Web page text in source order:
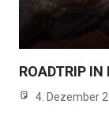
ROADTRIP IN
4. Dezember